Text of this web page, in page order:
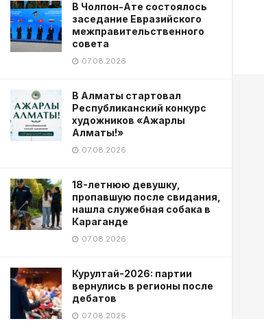
В Чолпон-Ате состоялось
заседание Евразийского
межправительственного
совета
07.08.2026
В Алматы стартовал
Республиканский конкурс
художников «Ажарлы
Алматы!»
07.08.2026
18-летнюю девушку,
пропавшую после свидания,
нашла служебная собака в
Караганде
07.08.2026
Курултай-2026: партии
вернулись в регионы после
дебатов
07.08.2026